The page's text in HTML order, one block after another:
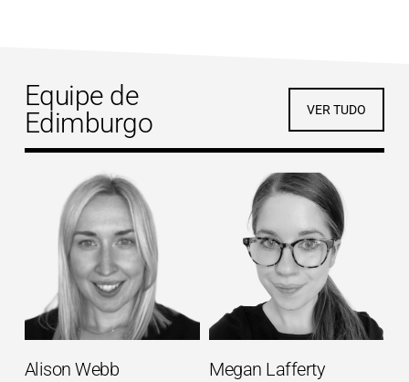
Equipe de
Edimburgo
VER TUDO
Alison Webb Megan Lafferty